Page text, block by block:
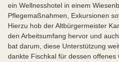
ein Wellnesshotel in einem
Pflegemaßnahmen, Exkursionen
Hierzu hob der Altbürgermeister
den Arbeitsumfang hervor und
bat darum, diese Unterstützung
dankte Fischkal für dessen offenes